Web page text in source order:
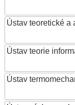
Ústav teoretické a
Ústav teorie
Ústav